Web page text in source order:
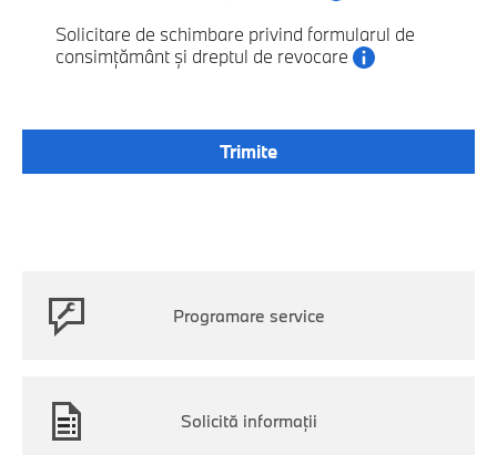
Solicitare de schimbare privind formularul de
consimțământ și dreptul de revocare
Programare service
Solicită informații